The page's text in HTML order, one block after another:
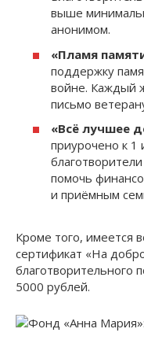
выше
анонимом.
«Пламя
поддержку
войне. Каждый
письмо
«Всё лучшее
приурочено к 1
помочь
и приёмным
Кроме того, имеется
сертификат «На
благотворительного
5000 рублей.